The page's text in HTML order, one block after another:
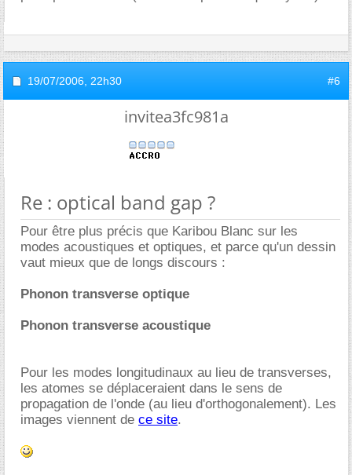
19/07/2006, 22h30 #6
invitea3fc981a
Re : optical band gap ?
Pour être plus précis que Karibou Blanc sur les
modes acoustiques et optiques, et parce qu'un dessin
vaut mieux que de longs discours :
Phonon transverse optique
Phonon transverse acoustique
Pour les modes longitudinaux au lieu de transverses,
les atomes se déplaceraient dans le sens de
propagation de l'onde (au lieu d'orthogonalement). Les
images viennent de ce site.